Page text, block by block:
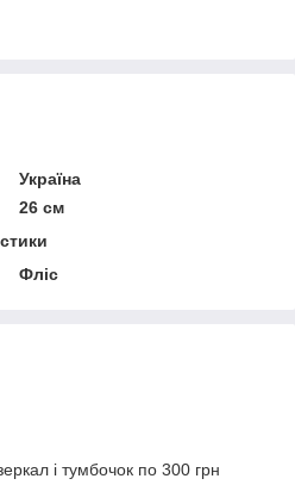
Україна
26 см
Фліс
і тумбочок по 300 грн